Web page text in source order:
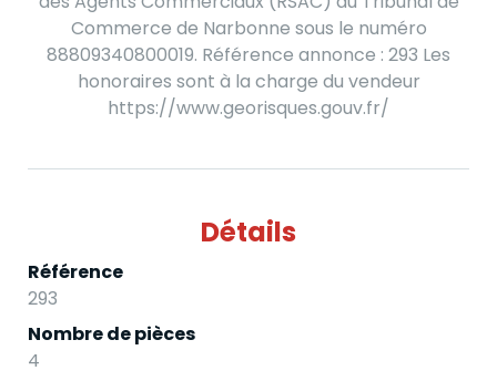
Commerce de Narbonne sous le numéro
88809340800019. Référence annonce : 293 Les
honoraires sont à la charge du vendeur
https://www.georisques.gouv.fr/
Détails
Référence
293
Nombre de pièces
4